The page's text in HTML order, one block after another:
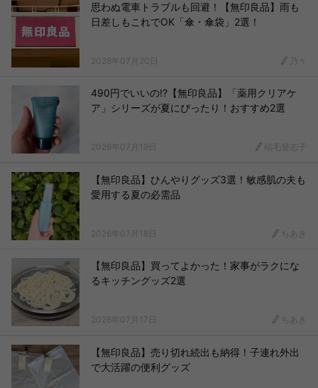
思わぬ電車トラブルも回避！【無印良品】雨も
日差しもこれでOK「傘・傘袋」2選！
2026年07月20日 乃々
490円でいいの!?【無印良品】「薬用クリアケ
ア」シリーズが夏にぴったり！おすすめ2選
2026年07月19日 稲毛登志子
【無印良品】ひんやりグッズ3選！敏感肌の夫も
愛用する夏の必需品
2026年07月18日 ちあき
【無印良品】買ってよかった！家事がラクにな
るキッチングッズ2選
2026年07月17日 ちあき
【無印良品】売り切れ続出も納得！子連れ外出
で大活躍の便利グッズ